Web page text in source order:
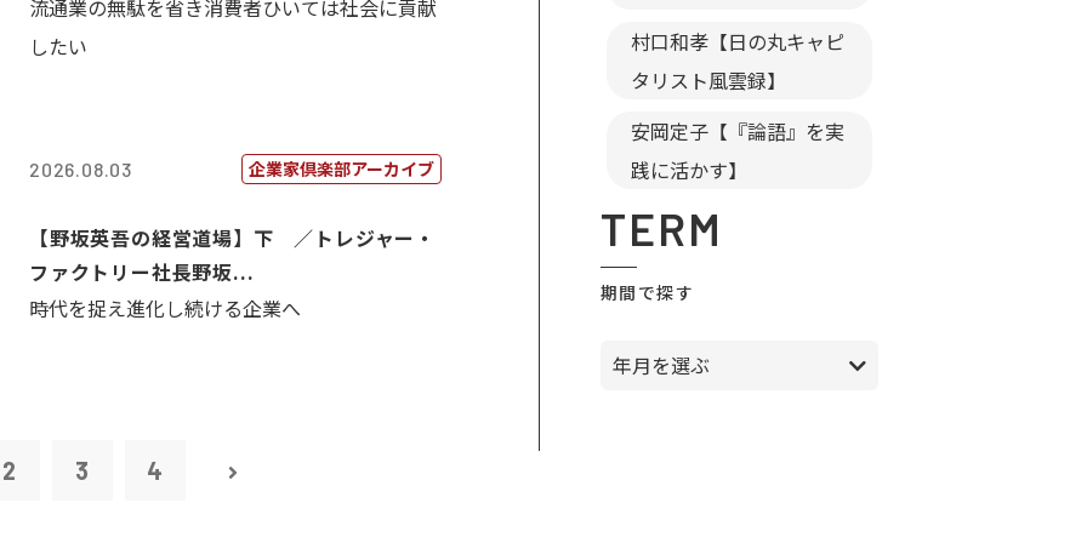
流通業の無駄を省き消費者ひいては社会に貢献
したい
2026.08.03 企業家倶楽部アーカイブ
【野坂英吾の経営道場】下 ／トレジャー・
ファクトリー社長野坂...
時代を捉え進化し続ける企業へ
2 3 4
村口和孝【日の丸キャピ
タリスト風雲録】
安岡定子【『論語』を実
践に活かす】
TERM
期間で探す
年月を選ぶ